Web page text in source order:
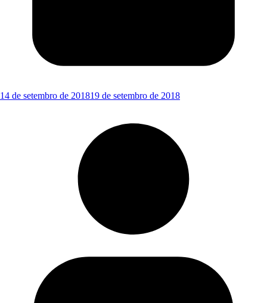
14 de setembro de 201819 de setembro de 2018